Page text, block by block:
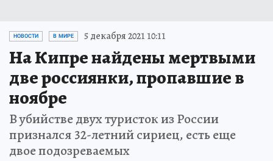
НОВОСТИ В МИРЕ 5 декабря 2021 10:11
На Кипре найдены мертвыми
две россиянки, пропавшие в
ноябре
В убийстве двух туристок из России
признался 32-летний сириец, есть еще
двое подозреваемых